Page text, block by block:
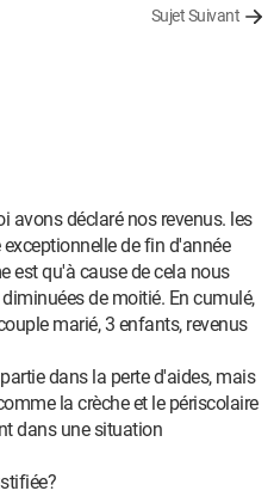
Sujet Suivant
avons déclaré nos revenus. les
de fin d'année
est qu'à cause de cela nous
de moitié. En cumulé,
marié, 3 enfants, revenus
dans la perte d'aides, mais
la crèche et le périscolaire
dans une situation